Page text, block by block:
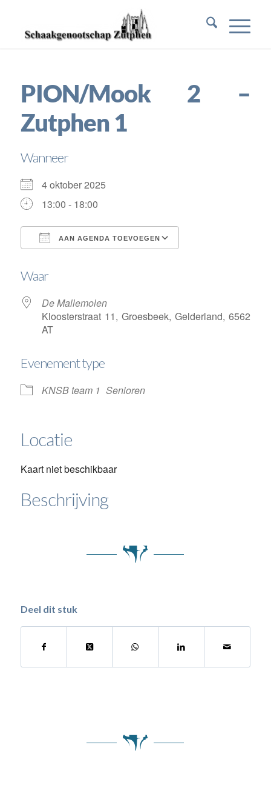
PION/Mook 2 –
Zutphen 1
Wanneer
4 oktober 2025
13:00 - 18:00
AAN AGENDA TOEVOEGEN
Waar
De Mallemolen
Kloosterstraat 11, Groesbeek, Gelderland, 6562
AT
Evenement type
KNSB team 1 Senioren
Locatie
Kaart niet beschikbaar
Beschrijving
Deel dit stuk